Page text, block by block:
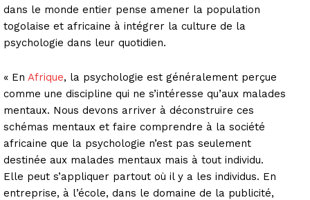
dans le monde entier pense amener la population
togolaise et africaine à intégrer la culture de la
psychologie dans leur quotidien.
« En Afrique, la psychologie est généralement perçue
comme une discipline qui ne s’intéresse qu’aux malades
mentaux. Nous devons arriver à déconstruire ces
schémas mentaux et faire comprendre à la société
africaine que la psychologie n’est pas seulement
destinée aux malades mentaux mais à tout individu.
Elle peut s’appliquer partout où il y a les individus. En
entreprise, à l’école, dans le domaine de la publicité,